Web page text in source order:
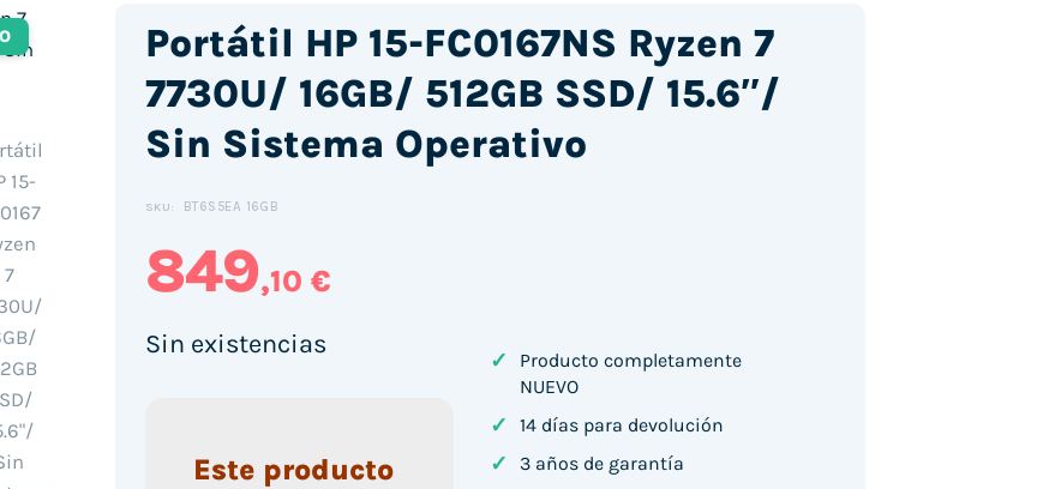
Portátil HP 15-FC0167NS Ryzen 7
7730U/ 16GB/ 512GB SSD/ 15.6″/
Sin Sistema Operativo
SKU: BT6S5EA 16GB
849,10 €
Sin existencias
Este producto
✓
Producto completamente
NUEVO
✓ 14 días para devolución
✓ 3 años de garantía